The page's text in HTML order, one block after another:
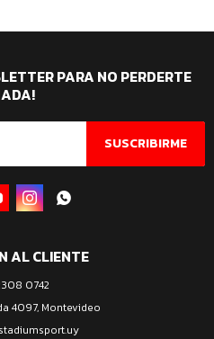
AL CLIENTE
0742
4097, Montevideo
PARA NO PERDERTE
SUSCRIBIRME
 